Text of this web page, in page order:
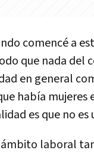
comencé a
que nada del
en general
había mujeres
es que no
laboral